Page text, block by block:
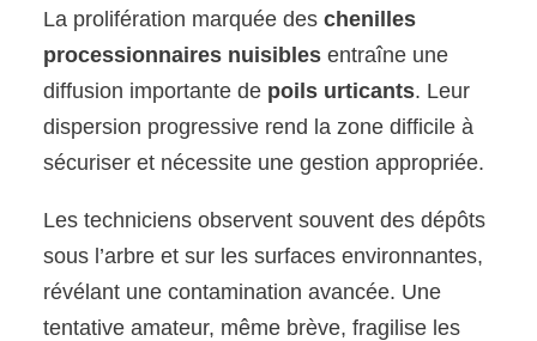
La prolifération marquée deschenilles
processionnaires nuisibles entraîne une
diffusion importante de poils urticants. Leur
dispersion progressive rend la zone difficile à
sécuriser et nécessite une gestion appropriée.
Les techniciens observent souvent des dépôts
sous l’arbre et sur les surfaces environnantes,
révélant une contamination avancée. Une
tentative amateur, même brève, fragilise les